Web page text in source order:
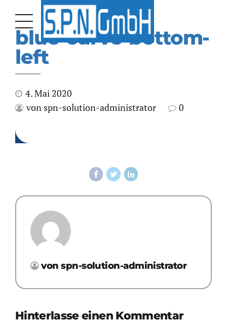
blue-curve-bottom-
left
4. Mai 2020
von spn-solution-administrator
0
von spn-solution-administrator
Hinterlasse einen Kommentar